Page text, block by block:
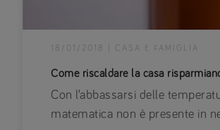
Come riscaldare la casa
18/01/2018 CASA E FAMIGLIA
Con l’abbassarsi delle
matematica non è presente in